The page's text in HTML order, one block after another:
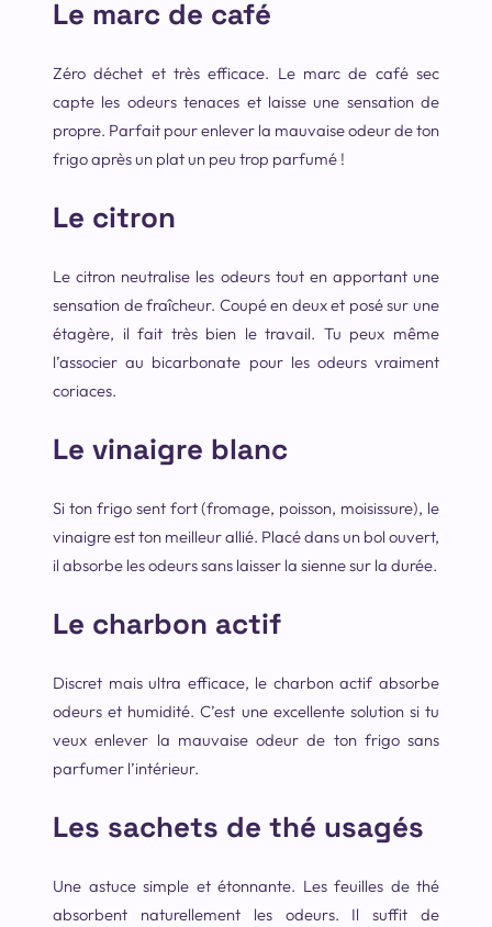
Le marc de café
Zéro déchet et très efficace. Le marc de café sec
capte les odeurs tenaces et laisse une sensation de
propre. Parfait pour enlever la mauvaise odeur de ton
frigo après un plat un peu trop parfumé !
Le citron
Le citron neutralise les odeurs tout en apportant une
sensation de fraîcheur. Coupé en deux et posé sur une
étagère, il fait très bien le travail. Tu peux même
l’associer au bicarbonate pour les odeurs vraiment
coriaces.
Le vinaigre blanc
Si ton frigo sent fort (fromage, poisson, moisissure), le
vinaigre est ton meilleur allié. Placé dans un bol ouvert,
il absorbe les odeurs sans laisser la sienne sur la durée.
Le charbon actif
Discret mais ultra efficace, le charbon actif absorbe
odeurs et humidité. C’est une excellente solution si tu
veux enlever la mauvaise odeur de ton frigo sans
parfumer l’intérieur.
Les sachets de thé usagés
Une astuce simple et étonnante. Les feuilles de thé
absorbent naturellement les odeurs. Il suffit de